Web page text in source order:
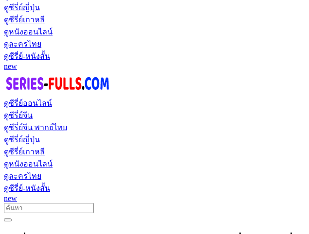
ดูซีรี่ย์ญี่ปุ่น
ดูซีรี่ย์เกาหลี
ดูหนังออนไลน์
ดูละครไทย
ดูซีรี่ย์-หนังสั้น
new
ดูซีรี่ย์ออนไลน์
ดูซีรี่ย์จีน
ดูซีรี่ย์จีน พากย์ไทย
ดูซีรี่ย์ญี่ปุ่น
ดูซีรี่ย์เกาหลี
ดูหนังออนไลน์
ดูละครไทย
ดูซีรี่ย์-หนังสั้น
new